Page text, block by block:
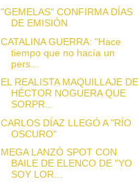
"GEMELAS" CONFIRMA DÍAS
DE EMISIÓN
CATALINA GUERRA: "Hace
tiempo que no hacía un
pers...
EL REALISTA MAQUILLAJE DE
HÉCTOR NOGUERA QUE
SORPR...
CARLOS DÍAZ LLEGÓ A "RÍO
OSCURO"
MEGA LANZÓ SPOT CON
BAILE DE ELENCO DE "YO
SOY LOR...